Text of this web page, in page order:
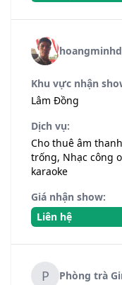
Khu vực nhận
Lâm Đồng
Dịch vụ:
Cho thuê âm
trống, Nhạc công
karaoke
Giá nhận show:
Liên hệ
P Phòng trà